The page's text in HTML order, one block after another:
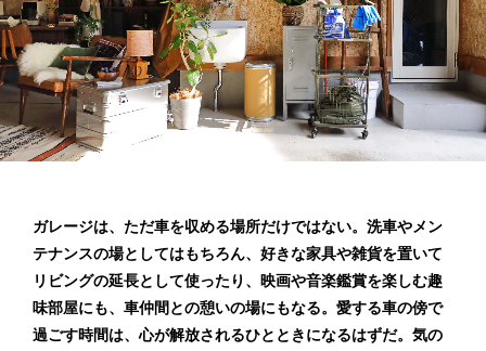
ガレージは、ただ車を収める場所だけではない。 洗車やメン
テナンスの場としてはもちろん、好きな家具や雑貨を置いて
リビングの延長として使ったり、映画や音楽鑑賞を楽しむ趣
味部屋にも、車仲間との憩いの場にもなる。愛する車の傍で
過ごす時間は、心が解放されるひとときになるはずだ。気の